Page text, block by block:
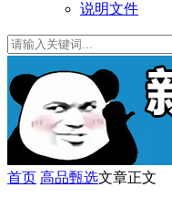
说明文件
首页 高品甄选文章正文